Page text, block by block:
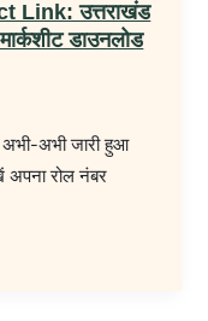
Link: उत्तराखंड
डाउनलोड
अभी जारी हुआ
अपना रोल नंबर